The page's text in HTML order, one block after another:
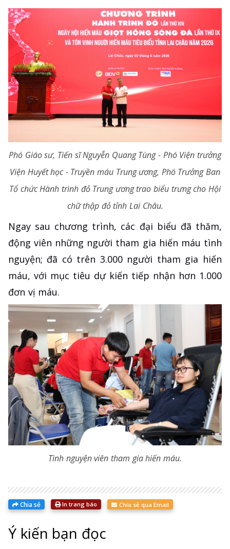
Phó Giáo sư, Tiến sĩ Nguyễn Quang Tùng - Phó Viện trưởng
Viện Huyết học - Truyền máu Trung ương, Phó Trưởng Ban
Tổ chức Hành trình đỏ Trung ương trao biểu trưng cho Hội
chữ thập đỏ tỉnh Lai Châu.
Ngay sau chương trình, các đại biểu đã thăm,
động viên những người tham gia hiến máu tình
nguyện; đã có trên 3.000 người tham gia hiến
máu, với mục tiêu dự kiến tiếp nhận hơn 1.000
đơn vị máu.
Tình nguyện viên tham gia hiến máu.
Chia sẻ In trang báo Chia sẻ qua Email
Ý kiến bạn đọc